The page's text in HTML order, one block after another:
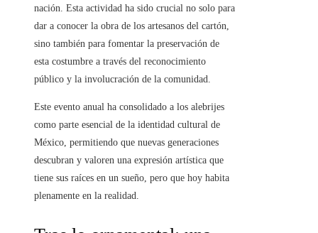
nación. Esta actividad ha sido crucial no solo para
dar a conocer la obra de los artesanos del cartón,
sino también para fomentar la preservación de
esta costumbre a través del reconocimiento
público y la involucración de la comunidad.
Este evento anual ha consolidado a los alebrijes
como parte esencial de la identidad cultural de
México, permitiendo que nuevas generaciones
descubran y valoren una expresión artística que
tiene sus raíces en un sueño, pero que hoy habita
plenamente en la realidad.